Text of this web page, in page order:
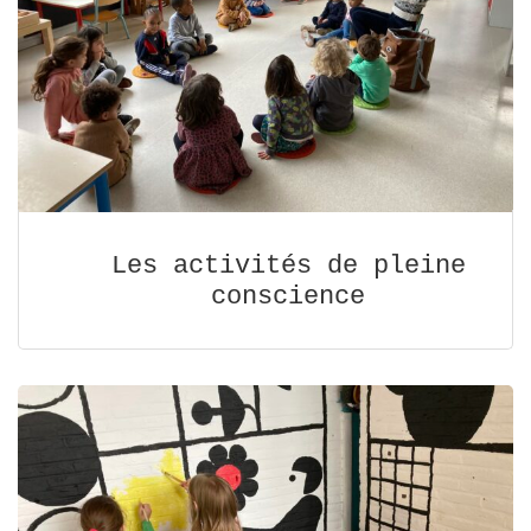
Les activités de pleine
conscience